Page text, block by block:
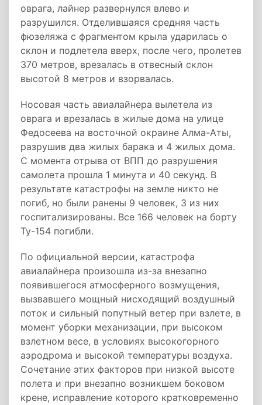
оврага, лайнер развернулся влево и
разрушился. Отделившаяся средняя часть
фюзеляжа с фрагментом крыла ударилась о
склон и подлетела вверх, после чего, пролетев
370 метров, врезалась в отвесный склон
высотой 8 метров и взорвалась.
Носовая часть авиалайнера вылетела из
оврага и врезалась в жилые дома на улице
Федосеева на восточной окраине Алма-Аты,
разрушив два жилых барака и 4 жилых дома.
С момента отрыва от ВПП до разрушения
самолета прошла 1 минута и 40 секунд. В
результате катастрофы на земле никто не
погиб, но были ранены 9 человек, 3 из них
госпитализированы. Все 166 человек на борту
Ту-154 погибли.
По официальной версии, катастрофа
авиалайнера произошла из-за внезапно
появившегося атмосферного возмущения,
вызвавшего мощный нисходящий воздушный
поток и сильный попутный ветер при взлете, в
момент уборки механизации, при высоком
взлетном весе, в условиях высокогорного
аэродрома и высокой температуры воздуха.
Сочетание этих факторов при низкой высоте
полета и при внезапно возникшем боковом
крене, исправление которого кратковременно